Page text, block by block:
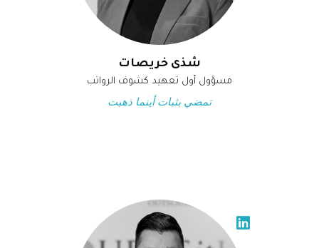
شذى خريصات
مسؤول أول تعهيد كشوف الرواتب
تمضي بثبات أينما ذهبت